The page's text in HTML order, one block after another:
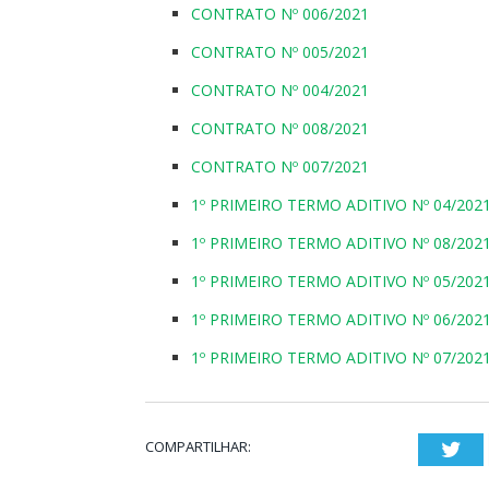
CONTRATO Nº 006/2021
CONTRATO Nº 005/2021
CONTRATO Nº 004/2021
CONTRATO Nº 008/2021
CONTRATO Nº 007/2021
1º PRIMEIRO TERMO ADITIVO Nº 04/2021
1º PRIMEIRO TERMO ADITIVO Nº 08/2021
1º PRIMEIRO TERMO ADITIVO Nº 05/2021
1º PRIMEIRO TERMO ADITIVO Nº 06/2021
1º PRIMEIRO TERMO ADITIVO Nº 07/2021
COMPARTILHAR: